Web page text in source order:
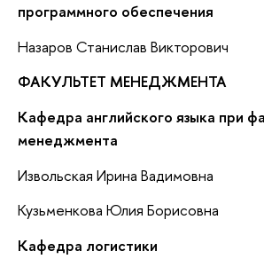
программного обеспечения
Назаров Станислав Викторович
ФАКУЛЬТЕТ МЕНЕДЖМЕНТА
Кафедра английского языка при
менеджмента
Извольская Ирина Вадимовна
Кузьменкова Юлия Борисовна
Кафедра логистики